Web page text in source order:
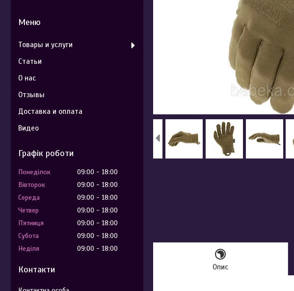
Опис
Товары и услуги
Статьи
О нас
Отзывы
Доставка и оплата
Видео
Графік роботи
Понеділок 09:00
18:00
Вівторок
09:00
18:00
Середа
09:00
18:00
Четвер
09:00
18:00
Пʼятниця
09:00
18:00
Субота
09:00
18:00
Неділя
09:00 18:00
Контакти